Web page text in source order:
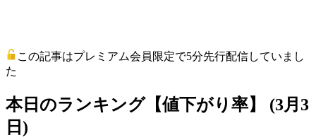
この記事はプレミアム会員限定で5分先行配信していまし
た
本日のランキング【値下がり率】 (3月3
日)